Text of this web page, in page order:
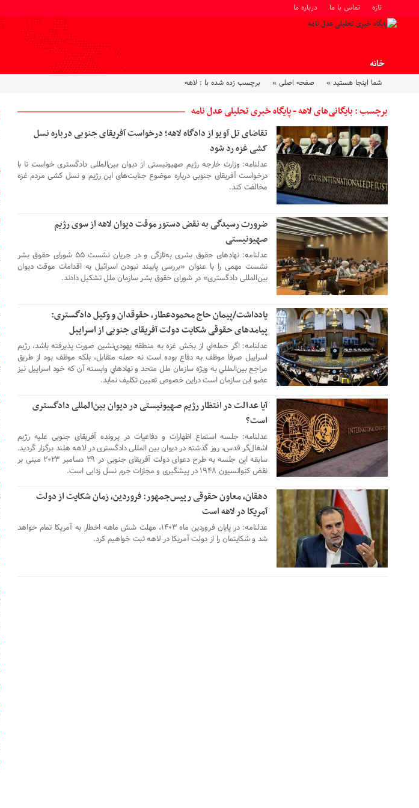
تازه تماس با ما درباره ما
خانه
شما اینجا هستید » صفحه اصلی » برچسب زده شده با : لاهه
برچسب : بایگانی‌های لاهه - پایگاه خبری تحلیلی عدل نامه
29 اردیبهشت 1403
تقاضای تل آویو از دادگاه لاهه؛ درخواست آفریقای جنوبی درباره نسل
کشی غزه رد شود
عدلنامه: وزارت خارجه رژیم صهیونیستی از دیوان بین‌المللی دادگستری خواست تا با
درخواست آفریقای جنوبی درباره موضوع جنایت‌های این رژیم و نسل کشی مردم غزه
مخالفت کند.
22 فروردین 1403
ضرورت رسیدگی به نقض دستور موقت دیوان لاهه از سوی رژیم
صهیونیستی
عدلنامه: نهاد‌های حقوق بشری به‌تازگی و در جریان نشست ۵۵ شورای حقوق بشر
نشست مهمی را با عنوان «بررسی پایبند نبودن اسرائیل به اقدامات موقت دیوان
بین‌المللی دادگستری» در شورای حقوق بشر سازمان ملل تشکیل دادند.
24 دی 1402
یادداشت/پیمان حاج محمودعطار، حقوقدان و وکیل دادگستری:
پیامدهای حقوقی شکایت دولت آفریقای جنوبی از اسراییل
عدلنامه: اگر حمله‌اي از بخش غزه به منطقه يهودي‌نشين صورت پذيرفته باشد، رژيم
اسراييل صرفا موظف به دفاع بوده است نه حمله متقابل، بلكه موظف بود از طريق
مراجع بين‌المللي به ويژه سازمان ملل متحد و نهادهاي وابسته آن كه خود اسراييل نيز
عضو اين سازمان است دراين خصوص تعيين تكليف نمايد.
23 دی 1402
آیا عدالت در انتظار رژیم صهیونیستی در دیوان بین‌المللی دادگستری
است؟
عدلنامه: جلسه استماع اظهارات و دفاعیات در پرونده آفریقای جنوبی علیه رژیم
اشغال‌گر قدس، روز گذشته در دیوان بین المللی دادگستری در لاهه هلند برگزار گردید.
سابقه این جلسه به طرح دعوای دولت آفریقای جنوبی در ۲۹ دسامبر ۲۰۲۳ مبنی بر
نقض کنوانسیون ۱۹۴۸ در پیشگیری و مجازات جرم نسل زدایی است.
27 آذر 1402
دهقان، معاون حقوقی رییس‌جمهور: فروردین، زمان شکایت از دولت
آمریکا در لاهه است
عدلنامه: در پایان فروردین ماه ۱۴۰۳، مهلت شش ماهه اخطار به آمریکا تمام خواهد
شد و شکایتمان را از دولت آمریکا در لاهه ثبت خواهیم کرد.